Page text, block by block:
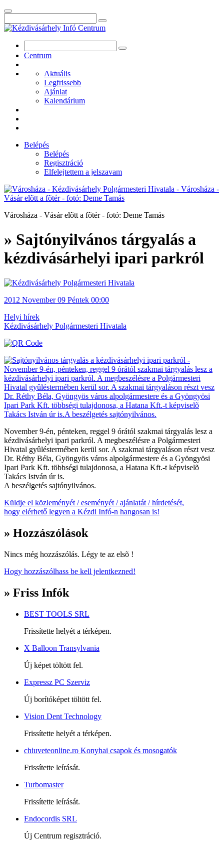
Centrum
Aktuális
Legfrissebb
Ajánlat
Kalendárium
Belépés
Belépés
Regisztráció
Elfelejtettem a jelszavam
Városháza - Vásár elõtt a fõtér - fotó: Deme Tamás
» Sajtónyilvános tárgyalás a
kézdivásárhelyi ipari parkról
2012 November 09 Péntek 00:00
Helyi hírek
Kézdivásárhely Polgármesteri Hivatala
November 9-én, pénteken, reggel 9 órától szakmai tárgyalás lesz a
kézdivásárhelyi ipari parkról. A megbeszélésre a Polgármesteri
Hivatal gyûléstermében kerül sor. A szakmai tárgyaláson részt vesz
Dr. Réthy Béla, Gyöngyös város alpolgármestere és a Gyöngyösi
Ipari Park Kft. többségi tulajdonosa, a Hatana Kft.-t képviselõ
Takács István úr is.
A beszélgetés sajtónyilvános.
Küldje el közleményét / eseményét / ajánlatát / hírdetését,
hogy elérhető legyen a Kézdi Infó-n hangosan is!
» Hozzászólások
Nincs még hozzászólás. Légy te az elsõ !
Hogy hozzászólhass be kell jelentkezned!
» Friss Infók
BEST TOOLS SRL
Frissítette helyét a térképen.
X Balloon Transylvania
Új képet töltött fel.
Expressz PC Szerviz
Új borítóképet töltött fel.
Vision Dent Technology
Frissítette helyét a térképen.
chiuveteonline.ro Konyhai csapok és mosogatók
Frissítette leírását.
Turbomaster
Frissítette leírását.
Endocordis SRL
Új Centrum regisztráció.